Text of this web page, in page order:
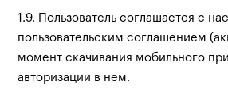
1.9. Пользователь соглашается с
пользовательским соглашением
момент скачивания мобильного
авторизации в нем.